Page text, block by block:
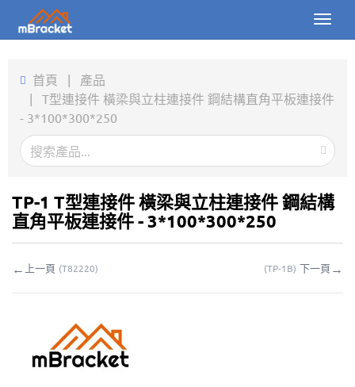
Toggle
產品
新聞
關於我們
下載
線上詢價
我的詢價
首頁 | 產品
| T型連接件 橫梁與立柱連接件 鋼結構直角平板連接件
- 3*100*300*250
TP-1 T型連接件 橫梁與立柱連接件 鋼結構
直角平板連接件 - 3*100*300*250
← 上一頁 (T82220) (TP-1B) 下一頁 →